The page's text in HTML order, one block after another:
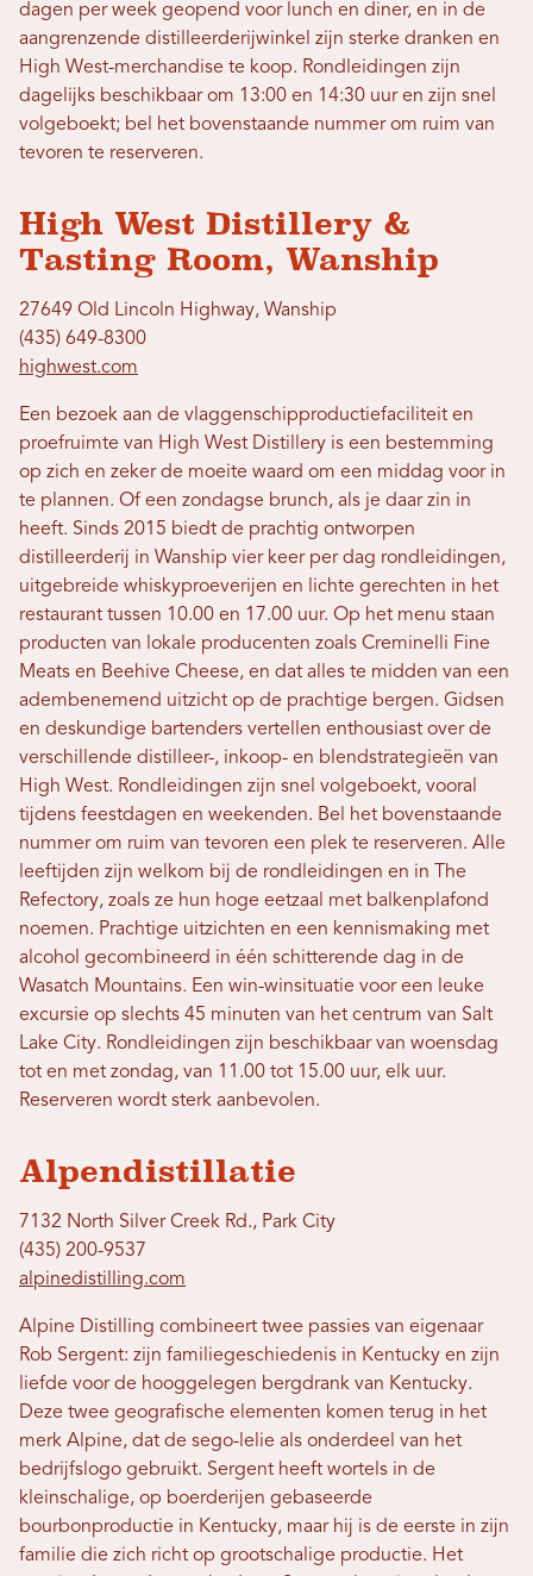
dagen per week geopend voor lunch en diner, en in de
aangrenzende distilleerderijwinkel zijn sterke dranken en
High West-merchandise te koop. Rondleidingen zijn
dagelijks beschikbaar om 13:00 en 14:30 uur en zijn snel
volgeboekt; bel het bovenstaande nummer om ruim van
tevoren te reserveren.
High West Distillery &
Tasting Room, Wanship
27649 Old Lincoln Highway, Wanship
(435) 649-8300
highwest.com
Een bezoek aan de vlaggenschipproductiefaciliteit en
proefruimte van High West Distillery is een bestemming
op zich en zeker de moeite waard om een ​​middag voor in
te plannen. Of een zondagse brunch, als je daar zin in
heeft. Sinds 2015 biedt de prachtig ontworpen
distilleerderij in Wanship vier keer per dag rondleidingen,
uitgebreide whiskyproeverijen en lichte gerechten in het
restaurant tussen 10.00 en 17.00 uur. Op het menu staan ​​
producten van lokale producenten zoals Creminelli Fine
Meats en Beehive Cheese, en dat alles te midden van een
adembenemend uitzicht op de prachtige bergen. Gidsen
en deskundige bartenders vertellen enthousiast over de
verschillende distilleer-, inkoop- en blendstrategieën van
High West. Rondleidingen zijn snel volgeboekt, vooral
tijdens feestdagen en weekenden. Bel het bovenstaande
nummer om ruim van tevoren een plek te reserveren. Alle
leeftijden zijn welkom bij de rondleidingen en in The
Refectory, zoals ze hun hoge eetzaal met balkenplafond
noemen. Prachtige uitzichten en een kennismaking met
alcohol gecombineerd in één schitterende dag in de
Wasatch Mountains. Een win-winsituatie voor een leuke
excursie op slechts 45 minuten van het centrum van Salt
Lake City. Rondleidingen zijn beschikbaar van woensdag
tot en met zondag, van 11.00 tot 15.00 uur, elk uur.
Reserveren wordt sterk aanbevolen.
Alpendistillatie
7132 North Silver Creek Rd., Park City
(435) 200-9537
alpinedistilling.com
Alpine Distilling combineert twee passies van eigenaar
Rob Sergent: zijn familiegeschiedenis in Kentucky en zijn
liefde voor de hooggelegen bergdrank van Kentucky.
Deze twee geografische elementen komen terug in het
merk Alpine, dat de sego-lelie als onderdeel van het
bedrijfslogo gebruikt. Sergent heeft wortels in de
kleinschalige, op boerderijen gebaseerde
bourbonproductie in Kentucky, maar hij is de eerste in zijn
familie die zich richt op grootschalige productie. Het